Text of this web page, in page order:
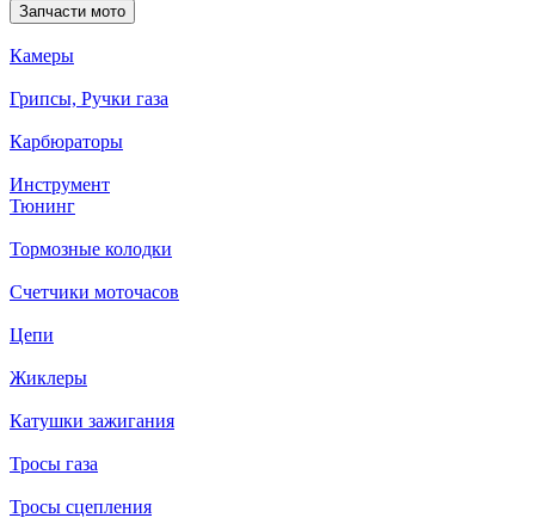
Запчасти мото
Камеры
Грипсы, Ручки газа
Карбюраторы
Инструмент
Тюнинг
Тормозные колодки
Счетчики моточасов
Цепи
Жиклеры
Катушки зажигания
Тросы газа
Тросы сцепления